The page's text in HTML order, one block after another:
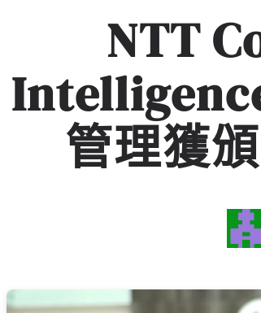
NTT
管理獲